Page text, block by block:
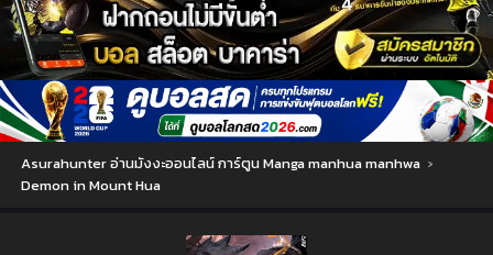
Asurahunter อ่านมังงะออนไลน์ การ์ตูน Manga manhua manhwa ›
Demon in Mount Hua